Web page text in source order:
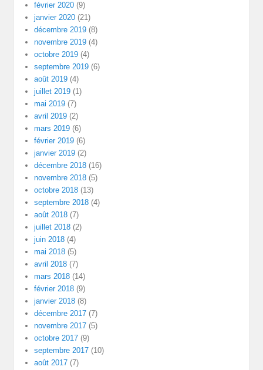
février 2020 (9)
janvier 2020 (21)
décembre 2019 (8)
novembre 2019 (4)
octobre 2019 (4)
septembre 2019 (6)
août 2019 (4)
juillet 2019 (1)
mai 2019 (7)
avril 2019 (2)
mars 2019 (6)
février 2019 (6)
janvier 2019 (2)
décembre 2018 (16)
novembre 2018 (5)
octobre 2018 (13)
septembre 2018 (4)
août 2018 (7)
juillet 2018 (2)
juin 2018 (4)
mai 2018 (5)
avril 2018 (7)
mars 2018 (14)
février 2018 (9)
janvier 2018 (8)
décembre 2017 (7)
novembre 2017 (5)
octobre 2017 (9)
septembre 2017 (10)
août 2017 (7)